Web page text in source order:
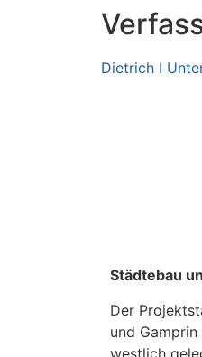
Dietrich I
Städtebau
Der
und
westlich